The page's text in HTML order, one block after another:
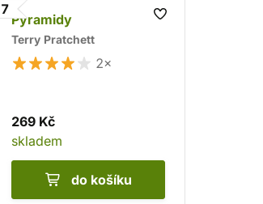
7
Pyramidy
Terry Pratchett
2×
269 Kč
skladem
do košíku